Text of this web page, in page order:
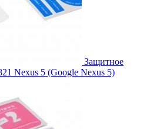
Защитное
Nexus 5 (Google Nexus 5)